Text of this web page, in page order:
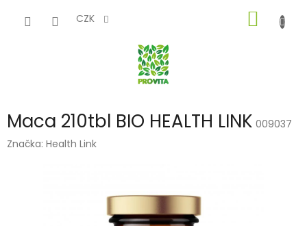
CZK
KOŠÍK
Maca 210tbl BIO HEALTH LINK 009037
Značka: Health Link